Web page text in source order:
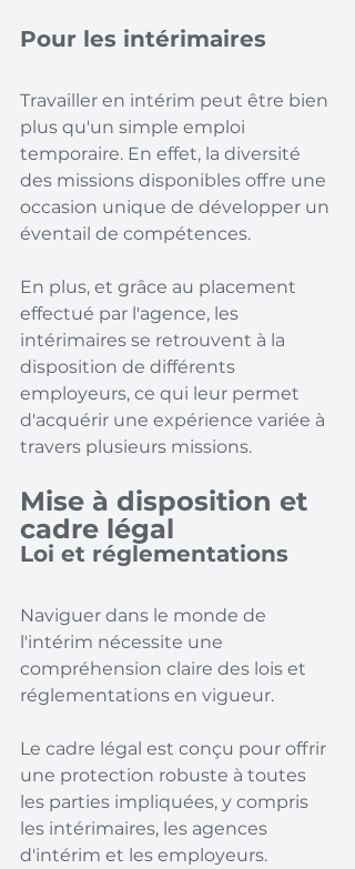
Pour les intérimaires
Travailler en intérim peut être bien
plus qu'un simple emploi
temporaire. En effet, la diversité
des missions disponibles offre une
occasion unique de développer un
éventail de compétences.
En plus, et grâce au placement
effectué par l'agence, les
intérimaires se retrouvent à la
disposition de différents
employeurs, ce qui leur permet
d'acquérir une expérience variée à
travers plusieurs missions.
Mise à disposition et
cadre légal
Loi et réglementations
Naviguer dans le monde de
l'intérim nécessite une
compréhension claire des lois et
réglementations en vigueur.
Le cadre légal est conçu pour offrir
une protection robuste à toutes
les parties impliquées, y compris
les intérimaires, les agences
d'intérim et les employeurs.